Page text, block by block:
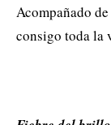
Acompañado
consigo toda la